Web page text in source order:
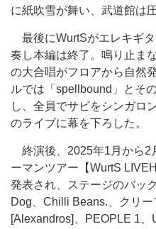
に紙吹雪が舞い、武道館は
最後にWurtSがエレキギ
奏し本編は終了。鳴り止ま
の大合唱がフロアから自然
ルでは「spellbound」とそ
し、全員でサビをシンガロ
のライブに幕を下ろした。
終演後、2025年1月から2
ーマンツアー【WurtS
発表され、ステージのバッ
Dog、Chilli Beans.、クリー
[Alexandros]、PEOPLE 1